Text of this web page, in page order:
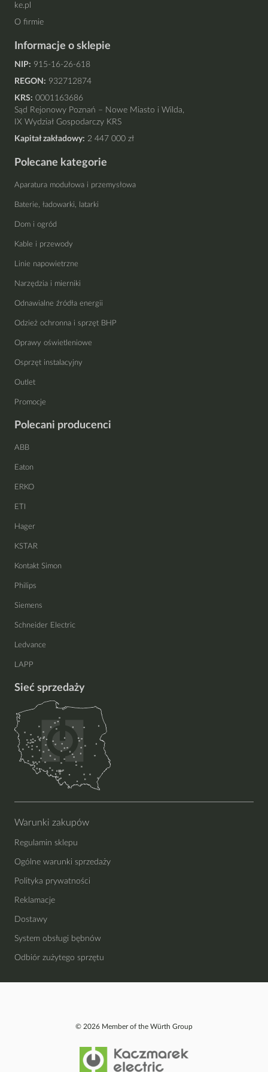
ke.pl
O firmie
Informacje o sklepie
NIP: 915-16-26-618
REGON: 932712874
KRS: 0001163686
Sąd Rejonowy Poznań – Nowe Miasto i Wilda,
IX Wydział Gospodarczy KRS
Kapitał zakładowy: 2 447 000 zł
Polecane kategorie
Aparatura modułowa i przemysłowa
Baterie, ładowarki, latarki
Dom i ogród
Kable i przewody
Linie napowietrzne
Narzędzia i mierniki
Odnawialne źródła energii
Odzież ochronna i sprzęt BHP
Oprawy oświetleniowe
Osprzęt instalacyjny
Outlet
Promocje
Polecani producenci
ABB
Eaton
ERKO
ETI
Hager
KSTAR
Kontakt Simon
Philips
Siemens
Schneider Electric
Ledvance
LAPP
Sieć sprzedaży
Warunki zakupów
Regulamin sklepu
Ogólne warunki sprzedaży
Polityka prywatności
Reklamacje
Dostawy
System obsługi bębnów
Odbiór zużytego sprzętu
© 2026 Member of the Würth Group